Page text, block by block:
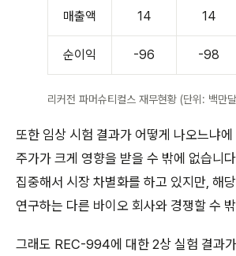
매출액 14 14
순이익 -96 -98
리커전 파머슈티컬스 재무현황 (단위: 백만
또한 임상 시험 결과가 어떻게 나오느냐
주가가 크게 영향을 받을 수 밖에 없습니
집중해서 시장 차별화를 하고 있지만, 해
연구하는 다른 바이오 회사와 경쟁할 수
그래도 REC-994에 대한 2상 실험 결과